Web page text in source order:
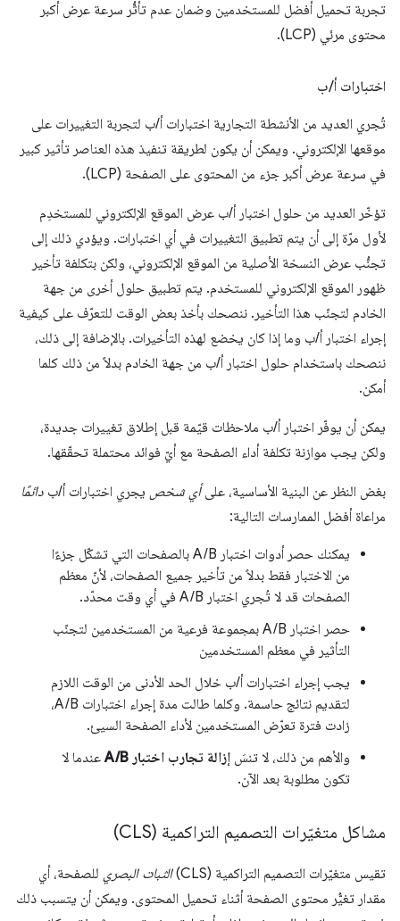
تجربة تحميل أفضل للمستخدمين وضمان عدم تأثُّر سرعة عرض أكبر
محتوى مرئي (LCP).
اختبارات أ/ب
تُجري العديد من الأنشطة التجارية اختبارات أ/ب لتجربة التغييرات على
موقعها الإلكتروني. ويمكن أن يكون لطريقة تنفيذ هذه العناصر تأثير كبير
في سرعة عرض أكبر جزء من المحتوى على الصفحة (LCP).
تؤخّر العديد من حلول اختبار أ/ب عرض الموقع الإلكتروني للمستخدِم
لأول مرّة إلى أن يتم تطبيق التغييرات في أي اختبارات. ويؤدي ذلك إلى
تجنُّب عرض النسخة الأصلية من الموقع الإلكتروني، ولكن بتكلفة تأخير
ظهور الموقع الإلكتروني للمستخدم. يتم تطبيق حلول أخرى من جهة
الخادم لتجنّب هذا التأخير. ننصحك بأخذ بعض الوقت للتعرّف على كيفية
إجراء اختبار أ/ب وما إذا كان يخضع لهذه التأخيرات. بالإضافة إلى ذلك،
ننصحك باستخدام حلول اختبار أ/ب من جهة الخادم بدلاً من ذلك كلما
أمكن.
يمكن أن يوفّر اختبار أ/ب ملاحظات قيّمة قبل إطلاق تغييرات جديدة،
ولكن يجب موازنة تكلفة أداء الصفحة مع أيّ فوائد محتملة تحقّقها.
بغض النظر عن البنية الأساسية، علىأي شخص يجري اختبارات أ/ب دائمًا
مراعاة أفضل الممارسات التالية:
يمكنك حصر أدوات اختبار A/B بالصفحات التي تشكّل جزءًا
من الاختبار فقط بدلاً من تأخير جميع الصفحات، لأنّ معظم
الصفحات قد لا تُجري اختبار A/B في أي وقت محدّد.
حصر اختبار A/B بمجموعة فرعية من المستخدمين لتجنّب
التأثير في معظم المستخدمين
يجب إجراء اختبارات أ/ب خلال الحد الأدنى من الوقت اللازم
لتقديم نتائج حاسمة. وكلما طالت مدة إجراء اختبارات A/B،
زادت فترة تعرّض المستخدمين لأداء الصفحة السيئ.
والأهم من ذلك، لا تنسَ إزالة تجارب اختبار A/B
عندما لا
تكون مطلوبة بعد الآن.
مشاكل متغيّرات التصميم التراكمية (CLS)
تقيس متغيّرات التصميم التراكمية (CLS) الثبات البصري للصفحة، أي
مقدار تغيُّر محتوى الصفحة أثناء تحميل المحتوى. ويمكن أن يتسبب ذلك